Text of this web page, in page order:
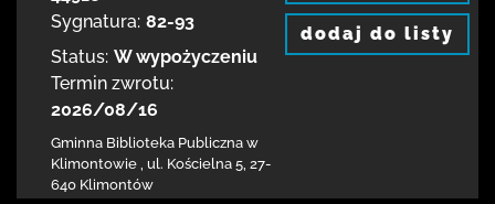
Sygnatura: 82-93
Status: W wypożyczeniu
Termin zwrotu:
2026/08/16
Gminna Biblioteka Publiczna w
Klimontowie ul. Kościelna 5 27-
640 Klimontów
dodaj do listy